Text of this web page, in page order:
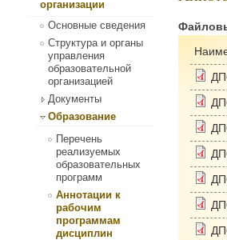
организации
Основные сведения
Структура и органы
управления
образовательной
организацией
Документы
Образование
Перечень
реализуемых
образовательных
программ
Аннотации к
рабочим
программам
дисциплин